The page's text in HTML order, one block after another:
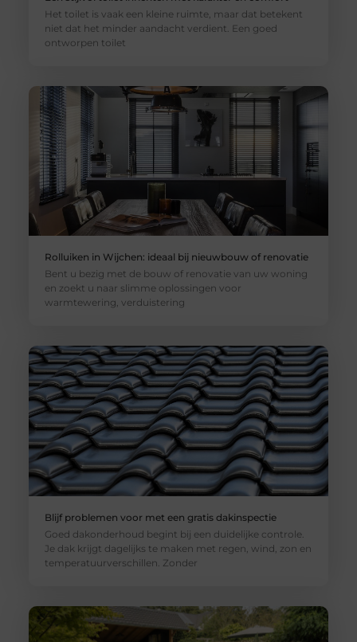
Het toilet is vaak een kleine ruimte, maar dat betekent
niet dat het minder aandacht verdient. Een goed
ontworpen toilet
Rolluiken in Wijchen: ideaal bij nieuwbouw of renovatie
Bent u bezig met de bouw of renovatie van uw woning
en zoekt u naar slimme oplossingen voor
warmtewering, verduistering
Blijf problemen voor met een gratis dakinspectie
Goed dakonderhoud begint bij een duidelijke controle.
Je dak krijgt dagelijks te maken met regen, wind, zon en
temperatuurverschillen. Zonder